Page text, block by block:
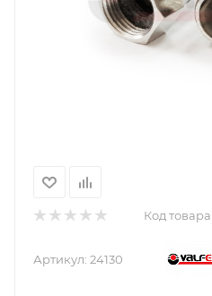
Код товара:
Артикул: 24130